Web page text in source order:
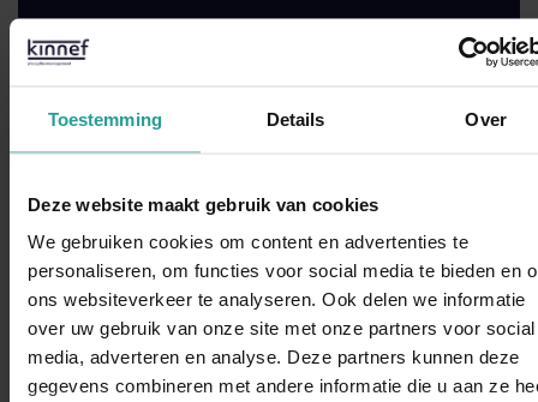
Toestemming Details Over
Deze website maakt gebruik van cookies
We gebruiken cookies om content en advertenties te
personaliseren, om functies voor social media te bieden en
ons websiteverkeer te analyseren. Ook delen we informatie
over uw gebruik van onze site met onze partners voor social
media, adverteren en analyse. Deze partners kunnen deze
gegevens combineren met andere informatie die u aan ze
Binnen 1 werkdag antwoord
Opdrachtgevers over Kinnef: